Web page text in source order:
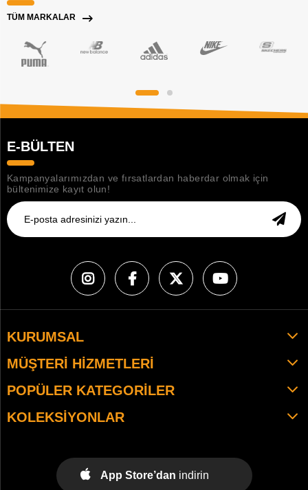
TÜM MARKALAR
E-BÜLTEN
Kampanyalarımızdan ve fırsatlardan haberdar olmak için
bültenimize kayıt olun!
KURUMSAL
MÜŞTERI HIZMETLERI
POPÜLER KATEGORILER
KOLEKSIYONLAR
App Store’dan indirin